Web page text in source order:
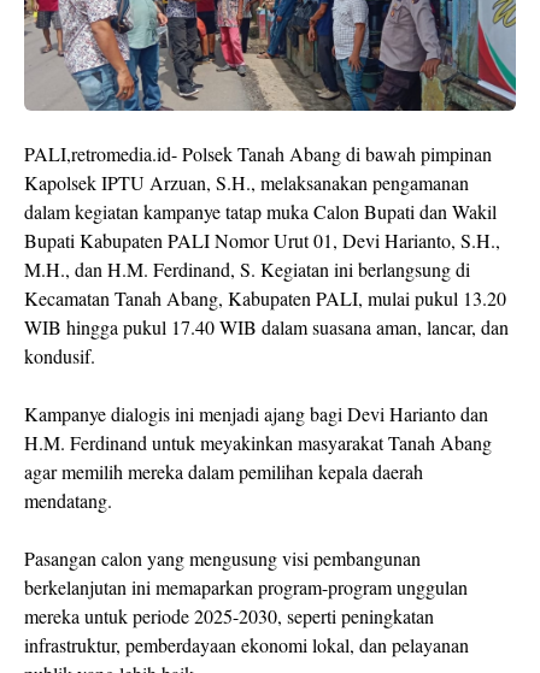
PALI,retromedia.id- Polsek Tanah Abang di bawah pimpinan
Kapolsek IPTU Arzuan, S.H., melaksanakan pengamanan
dalam kegiatan kampanye tatap muka Calon Bupati dan Wakil
Bupati Kabupaten PALI Nomor Urut 01, Devi Harianto, S.H.,
M.H., dan H.M. Ferdinand, S. Kegiatan ini berlangsung di
Kecamatan Tanah Abang, Kabupaten PALI, mulai pukul 13.20
WIB hingga pukul 17.40 WIB dalam suasana aman, lancar, dan
kondusif.
Kampanye dialogis ini menjadi ajang bagi Devi Harianto dan
H.M. Ferdinand untuk meyakinkan masyarakat Tanah Abang
agar memilih mereka dalam pemilihan kepala daerah
mendatang.
Pasangan calon yang mengusung visi pembangunan
berkelanjutan ini memaparkan program-program unggulan
mereka untuk periode 2025-2030, seperti peningkatan
infrastruktur, pemberdayaan ekonomi lokal, dan pelayanan